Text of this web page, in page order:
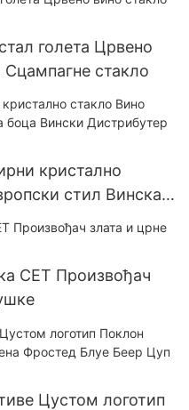
голета Црвено
стакло
кристално
стил Винска
Цреативе Дизајн
СЕТ Произвођач
Цустом логотип